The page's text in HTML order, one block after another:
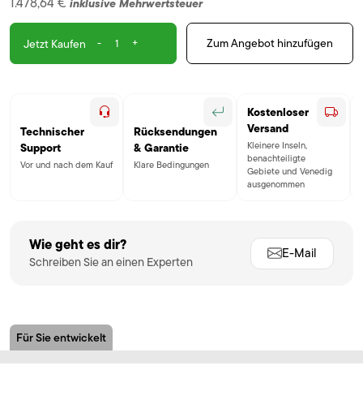
Jetzt Kaufen - + Zum Angebot hinzufügen
Technischer
Support
Vor und nach dem Kauf
Rücksendungen
& Garantie
Klare Bedingungen
Kostenloser
Versand
Kleinere Inseln,
benachteiligte
Gebiete und Venedig
ausgenommen
Wie geht es dir?
Schreiben Sie an einen Experten
E-Mail
Für Sie entwickelt